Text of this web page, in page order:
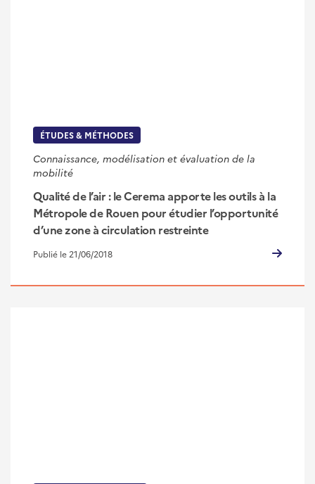
ÉTUDES & MÉTHODES
Connaissance, modélisation et évaluation de la
mobilité
Qualité de l’air : le Cerema apporte les outils à la
Métropole de Rouen pour étudier l’opportunité
d’une zone à circulation restreinte
Publié le 21/06/2018